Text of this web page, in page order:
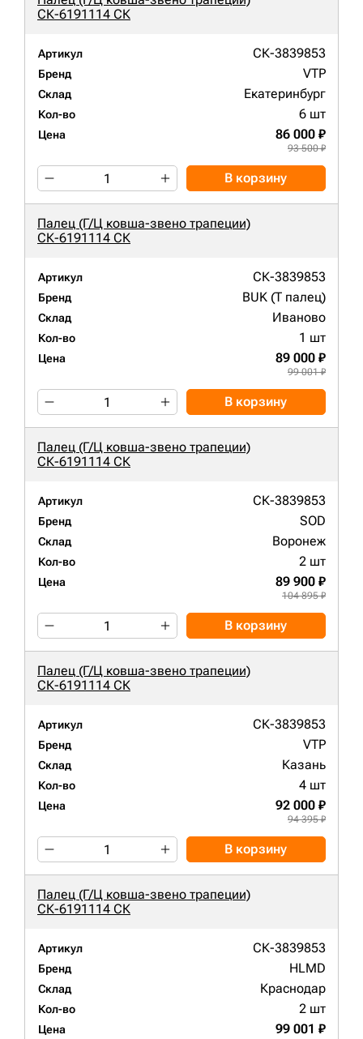
СК-6191114 СК
Артикул СК-3839853
Бренд VTP
Склад Екатеринбург
Кол-во 6 шт
Цена 86 000 ₽
93 500 ₽
В корзину
Палец (Г/Ц ковша-звено трапеции)
СК-6191114 СК
Артикул СК-3839853
Бренд BUK (Т палец)
Склад Иваново
Кол-во 1 шт
Цена 89 000 ₽
99 001 ₽
В корзину
Палец (Г/Ц ковша-звено трапеции)
СК-6191114 СК
Артикул СК-3839853
Бренд SOD
Склад Воронеж
Кол-во 2 шт
Цена 89 900 ₽
104 895 ₽
В корзину
Палец (Г/Ц ковша-звено трапеции)
СК-6191114 СК
Артикул СК-3839853
Бренд VTP
Склад Казань
Кол-во 4 шт
Цена 92 000 ₽
94 395 ₽
В корзину
Палец (Г/Ц ковша-звено трапеции)
СК-6191114 СК
Артикул СК-3839853
Бренд HLMD
Склад Краснодар
Кол-во 2 шт
Цена 99 001 ₽